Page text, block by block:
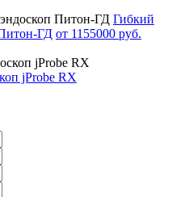
Гибкий
ГД от 1155000 руб.
jProbe RX